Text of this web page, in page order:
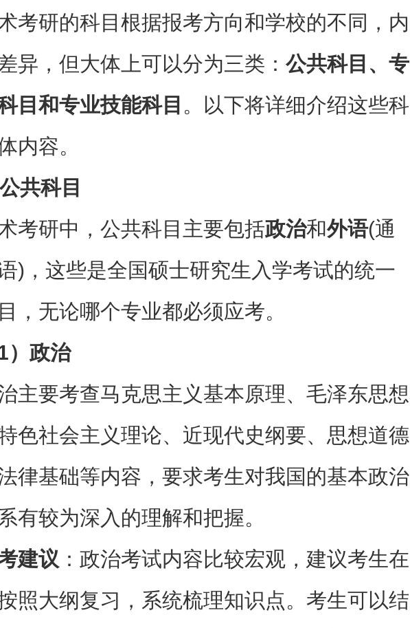
考研的科目根据报考方向和学校的不同，内
异，但大体上可以分为三类： 公共科目、专
目和专业技能科目 。以下将详细介绍这些科
内容。
共科目
考研中，公共科目主要包括政治和外语(通
)，这些是全国硕士研究生入学考试的统一
，无论哪个专业都必须应考。
1）政治
主要考查马克思主义基本原理、毛泽东思想
色社会主义理论、近现代史纲要、思想道德
律基础等内容，要求考生对我国的基本政治
有较为深入的理解和把握。
建议 ：政治考试内容比较宏观，建议考生在
照大纲复习，系统梳理知识点。考生可以结